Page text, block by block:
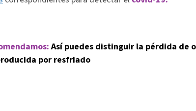
Así puedes distinguir la pérdida de
por resfriado